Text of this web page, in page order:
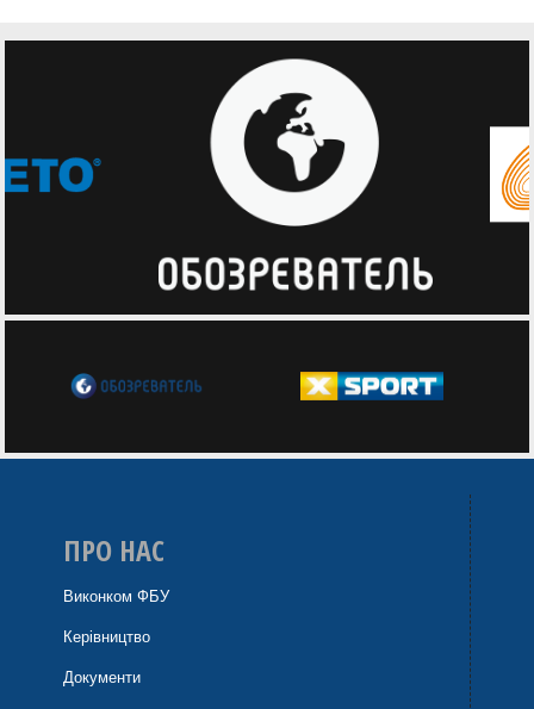
ПРО НАС
Виконком ФБУ
Керівництво
Документи